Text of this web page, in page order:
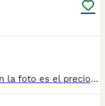
Cachorros teckel el color que sale en la foto es el precio que indica en el anuncio. Tenemos más colores desde diferentes precios más económicos y más caros según color y sexo.. Criados en un entorno familiar cachorritos muy cariñosos juguetones y muy importante sociables. Hablamos al 687 482 079 por WhatsApp y te pasamos más fotos y información Hacemos también entregas a cualquier provincia Nosotros estamos en Galicia Vigo pero los llevamos a cualquier provincia Colores disponibles negro fuego , chocolate, arlequín plateado, arlequín chocolate, isabelino ..